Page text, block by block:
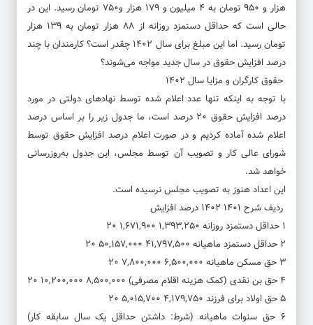
هزار و ۹۵۰ تومان به ۴ میلیون و ۱۷۹ هزار و۷۵۰ تومان رسید. این در
حالی است که حداقل دستمزد روزانه از ۸۸ هزار تومان به ۱۳۹ هزار
تومان رسید. اما این مبلغ برای سال ۱۴۰۲ چقدر است؟ کارمندان با چند
درصد افزایش حقوق در سال جدید مواجه می‌شوند؟
حقوق کارگران و مزایا سال ۱۴۰۲
با توجه به اینکه تنها عدد اعلام شده توسط نهادهای دولتی در مورد
درصد افزایش حقوق ۲۰ درصد است، ما جدول زیر را بر اساس درصد
اعلام شده آماده کردیم و در صورت اعلام درصد افزایش حقوق توسط
شورای عالی کار و تصویب آن توسط مجلس، این جدول به‌روزرسانی
خواهد شد.
این اعداد هنوز به تصویب مجلس نرسیده است.
ردیف شرح ۱۴۰۱ ۱۴۰۲ درصد افزایش
۱ حداقل دستمزد روزانه ۱,۳۹۳,۲۵۰ ۱,۶۷۱,۹۰۰ ۲۰
۲ حداقل دستمزد ماهیانه ۴۱,۷۹۷,۵۰۰ ۵۰,۱۵۷,۰۰۰ ۲۰
۳ حق مسکن ماهیانه ۶,۵۰۰,۰۰۰ ۷,۸۰۰,۰۰۰ ۲۰
۴ حق بن نقدی (کمک هزینه اقلام مصرفی) ۸,۵۰۰,۰۰۰ ۱۰,۲۰۰,۰۰۰ ۲۰
۵ حق اولاد برای فرزند ۴,۱۷۹,۷۵۰ ۵,۰۱۵,۷۰۰ ۲۰
۶ حق سنوات ماهیانه (شرط: داشتن حداقل یک سال سابقه کار)